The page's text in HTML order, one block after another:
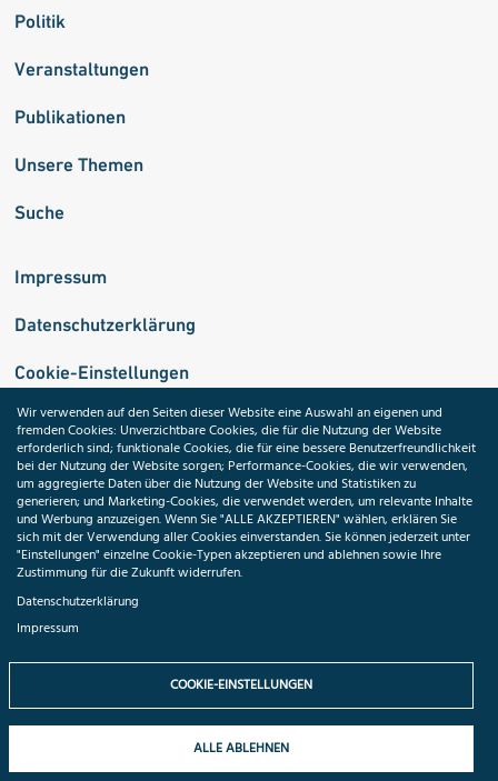
Politik
Veranstaltungen
Publikationen
Unsere Themen
Suche
Impressum
Datenschutzerklärung
Cookie-Einstellungen
Medizininformatik-Initiative
ToolPool Gesundheitsforschung
Folgen Sie uns:
Wir verwenden auf den Seiten dieser Website eine Auswahl an eigenen und
fremden Cookies: Unverzichtbare Cookies, die für die Nutzung der Website
erforderlich sind; funktionale Cookies, die für eine bessere Benutzerfreundlichkeit
bei der Nutzung der Website sorgen; Performance-Cookies, die wir verwenden,
um aggregierte Daten über die Nutzung der Website und Statistiken zu
generieren; und Marketing-Cookies, die verwendet werden, um relevante Inhalte
und Werbung anzuzeigen. Wenn Sie "ALLE AKZEPTIEREN" wählen, erklären Sie
sich mit der Verwendung aller Cookies einverstanden. Sie können jederzeit unter
"Einstellungen" einzelne Cookie-Typen akzeptieren und ablehnen sowie Ihre
Zustimmung für die Zukunft widerrufen.
Datenschutzerklärung
Impressum
COOKIE-EINSTELLUNGEN
ALLE ABLEHNEN